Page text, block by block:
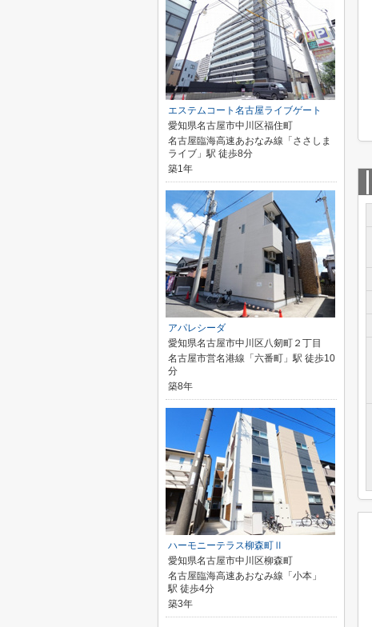
エステムコート名古屋ライブゲート
愛知県名古屋市中川区福住町
名古屋臨海高速あおなみ線「ささしま
ライブ」駅 徒歩8分
築1年
アパレシーダ
愛知県名古屋市中川区八剱町２丁目
名古屋市営名港線「六番町」駅 徒歩10
分
築8年
ハーモニーテラス柳森町Ⅱ
愛知県名古屋市中川区柳森町
名古屋臨海高速あおなみ線「小本」
駅 徒歩4分
築3年